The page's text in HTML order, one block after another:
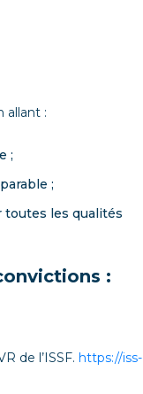
allant :
;
;
toutes les qualités
:
de l’ISSF. https://iss-